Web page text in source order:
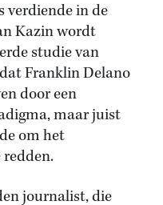
verdiende in de
Kazin wordt
studie van
Franklin Delano
door een
maar juist
om het
journalist, die